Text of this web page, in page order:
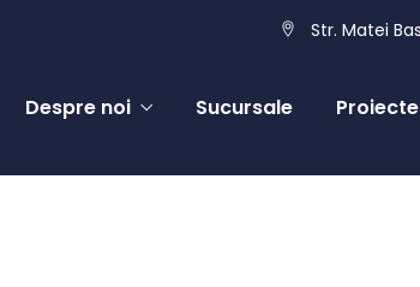
Str. Matei
Despre noi Sucursale Proiecte